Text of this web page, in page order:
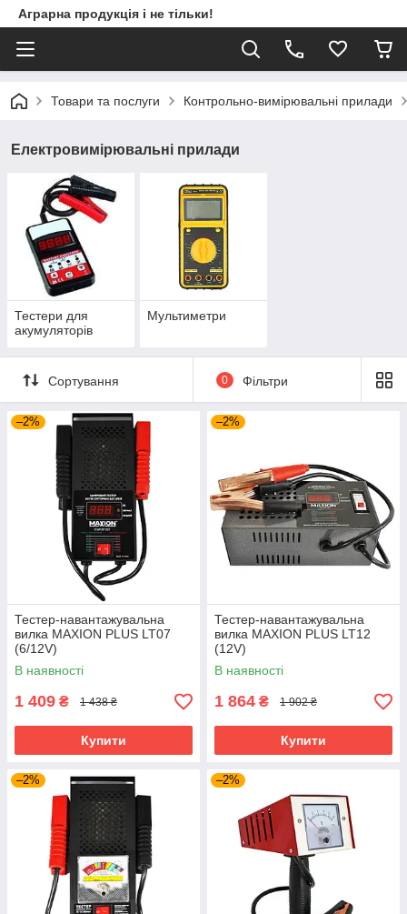
Аграрна продукція і не тільки!
Товари та послуги Контрольно-вимірювальні прилади
Електровимірювальні прилади
Тестери для
акумуляторів
Мультиметри
Сортування 0 Фільтри
–2%
Тестер-навантажувальна
вилка MAXION PLUS LT07
(6/12V)
В наявності
1 409 ₴ 1 438 ₴
Купити
–2%
Тестер-навантажувальна
вилка MAXION PLUS LT12
(12V)
В наявності
1 864 ₴ 1 902 ₴
Купити
–2% –2%